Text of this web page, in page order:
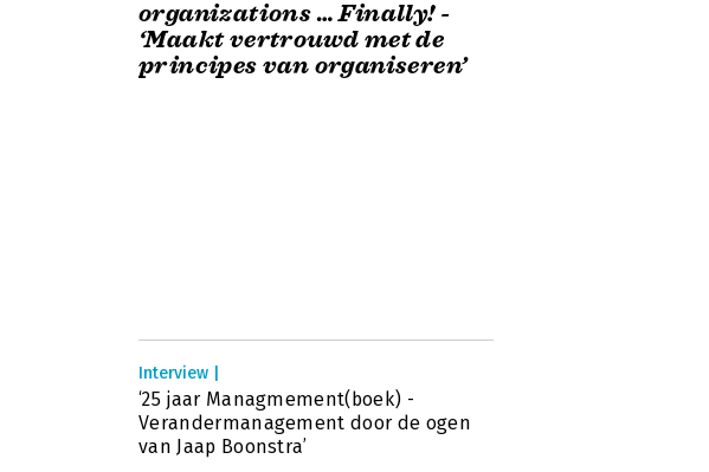
organizations … Finally! -
‘Maakt vertrouwd met de
principes van organiseren’
Interview |
‘25 jaar Managmement(boek) -
Verandermanagement door de ogen
van Jaap Boonstra’